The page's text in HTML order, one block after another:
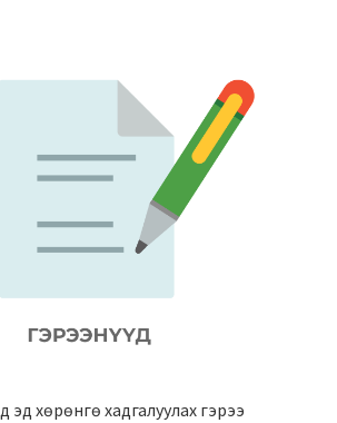
эд хөрөнгө хадгалуулах гэрээ